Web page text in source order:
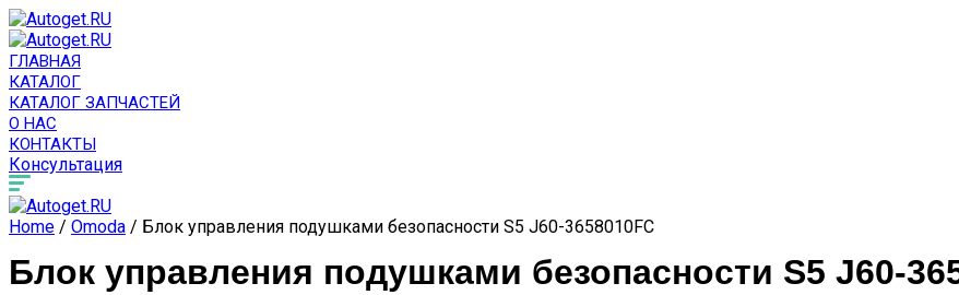
ГЛАВНАЯ
КАТАЛОГ
КАТАЛОГ ЗАПЧАСТЕЙ
О НАС
КОНТАКТЫ
Консультация
Home / Omoda / Блок управления подушками безопасности S5 J60-3658010FC
Блок управления подушками безопасности S5 J60-